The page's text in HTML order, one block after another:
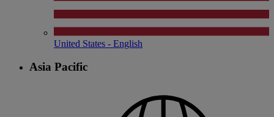
United States - English
Asia Pacific